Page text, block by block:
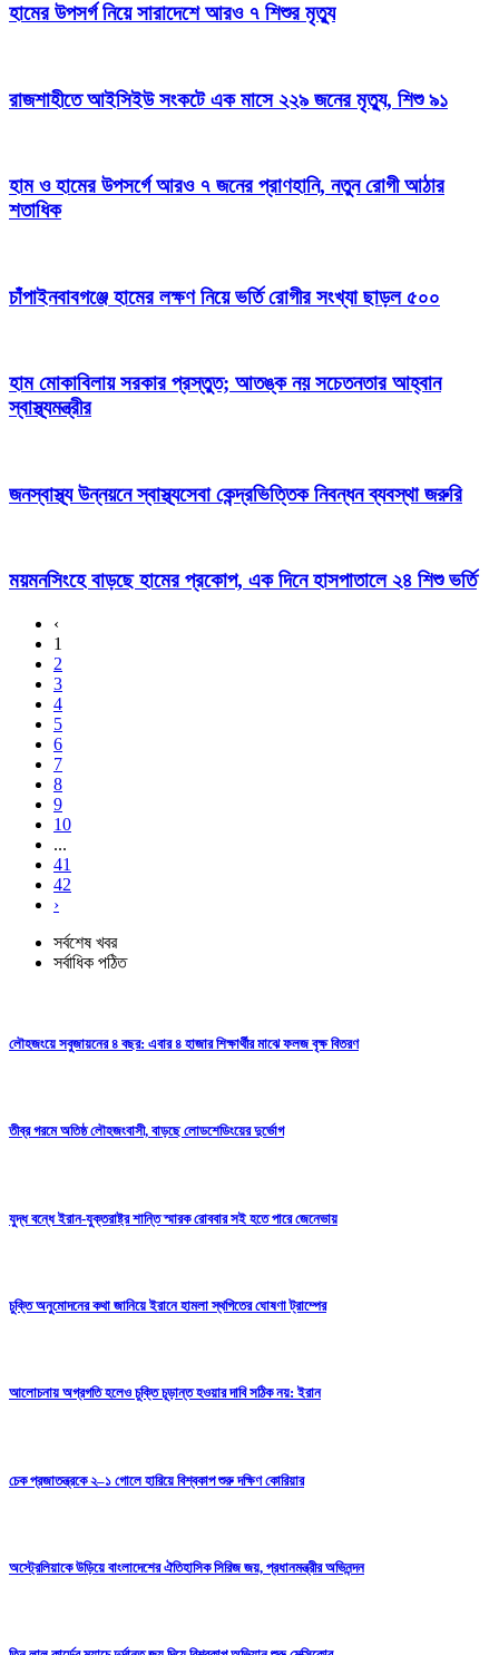
হামের উপসর্গ নিয়ে সারাদেশে আরও ৭ শিশুর মৃত্যু
রাজশাহীতে আইসিইউ সংকটে এক মাসে ২২৯ জনের মৃত্যু, শিশু ৯১
হাম ও হামের উপসর্গে আরও ৭ জনের প্রাণহানি, নতুন রোগী আঠার
শতাধিক
চাঁপাইনবাবগঞ্জে হামের লক্ষণ নিয়ে ভর্তি রোগীর সংখ্যা ছাড়ল ৫০০
হাম মোকাবিলায় সরকার প্রস্তুত; আতঙ্ক নয় সচেতনতার আহ্বান
স্বাস্থ্যমন্ত্রীর
জনস্বাস্থ্য উন্নয়নে স্বাস্থ্যসেবা কেন্দ্রভিত্তিক নিবন্ধন ব্যবস্থা জরুরি
ময়মনসিংহে বাড়ছে হামের প্রকোপ, এক দিনে হাসপাতালে ২৪ শিশু ভর্তি
‹
1
2
3
4
5
6
7
8
9
10
...
41
42
›
সর্বশেষ খবর
সর্বাধিক পঠিত
লৌহজংয়ে সবুজায়নের ৪ বছর: এবার ৪ হাজার শিক্ষার্থীর মাঝে ফলজ বৃক্ষ বিতরণ
তীব্র গরমে অতিষ্ঠ লৌহজংবাসী, বাড়ছে লোডশেডিংয়ের দুর্ভোগ
যুদ্ধ বন্ধে ইরান-যুক্তরাষ্ট্র শান্তি স্মারক রোববার সই হতে পারে জেনেভায়
চুক্তি অনুমোদনের কথা জানিয়ে ইরানে হামলা স্থগিতের ঘোষণা ট্রাম্পের
আলোচনায় অগ্রগতি হলেও চুক্তি চূড়ান্ত হওয়ার দাবি সঠিক নয়: ইরান
চেক প্রজাতন্ত্রকে ২–১ গোলে হারিয়ে বিশ্বকাপ শুরু দক্ষিণ কোরিয়ার
অস্ট্রেলিয়াকে উড়িয়ে বাংলাদেশের ঐতিহাসিক সিরিজ জয়, প্রধানমন্ত্রীর অভিনন্দন